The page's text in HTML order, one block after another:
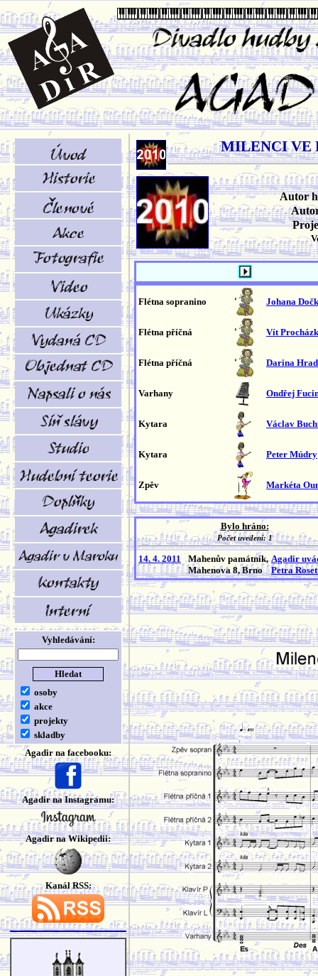
Vyhledávání:
osoby
akce
projekty
skladby
Agadir na facebooku:
Agadir na Instagramu:
Agadir na Wikipedii:
Kanál RSS:
MILENCI VE
Autor
Flétna sopranino Johana
Flétna příčná Vít
Flétna příčná Darina
Varhany Ondřej
Kytara Václav
Kytara Peter Múdry
Zpěv Markéta
Bylo hráno:
Počet uvedení: 1
14. 4. 2011
Mahenův památník,
Mahenova 8, Brno
Agadir
Petra